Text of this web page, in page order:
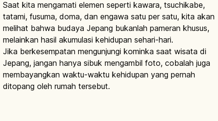
Saat kita mengamati elemen seperti kawara, tsuchikabe,
tatami, fusuma, doma, dan engawa satu per satu, kita akan
melihat bahwa budaya Jepang bukanlah pameran khusus,
melainkan hasil akumulasi kehidupan sehari-hari.
Jika berkesempatan mengunjungi kominka saat wisata di
Jepang, jangan hanya sibuk mengambil foto, cobalah juga
membayangkan waktu-waktu kehidupan yang pernah
ditopang oleh rumah tersebut.